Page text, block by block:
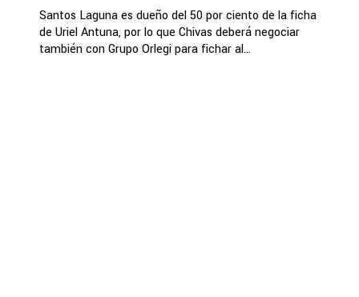
Santos Laguna es dueño del 50 por ciento de la ficha
de Uriel Antuna, por lo que Chivas deberá negociar
también con Grupo Orlegi para fichar al...